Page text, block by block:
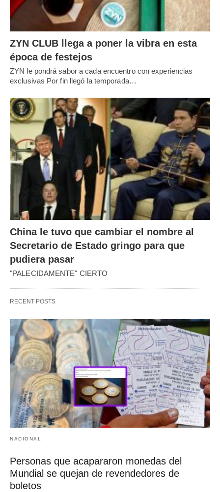
ZYN CLUB llega a poner la vibra en esta
época de festejos
ZYN le pondrá sabor a cada encuentro con experiencias
exclusivas Por fin llegó la temporada…
China le tuvo que cambiar el nombre al
Secretario de Estado gringo para que
pudiera pasar
"PALECIDAMENTE" CIERTO
RECENT POSTS
NACIONAL
Personas que acapararon monedas del
Mundial se quejan de revendedores de
boletos